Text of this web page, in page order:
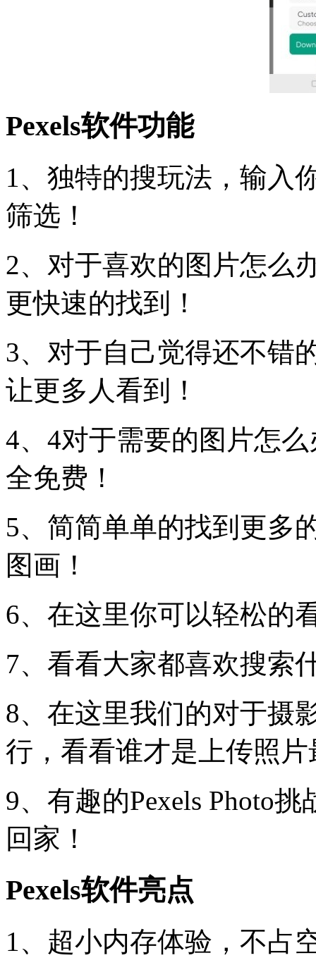
Pexels软件功能
1、独特的搜玩法，输入
筛选！
2、对于喜欢的图片怎么
更快速的找到！
3、对于自己觉得还不错
让更多人看到！
4、4对于需要的图片怎
全免费！
5、简简单单的找到更多
图画！
6、在这里你可以轻松的
7、看看大家都喜欢搜索
8、在这里我们的对于摄
行，看看谁才是上传照
9、有趣的Pexels Photo
回家！
Pexels软件亮点
1、超小内存体验，不占